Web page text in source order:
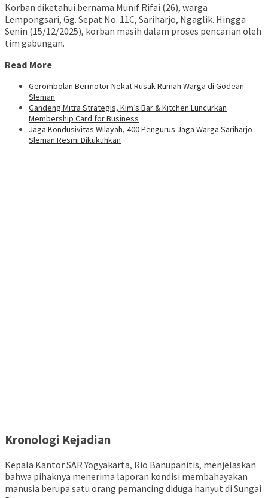
Korban diketahui bernama Munif Rifai (26), warga
Lempongsari, Gg. Sepat No. 11C, Sariharjo, Ngaglik. Hingga
Senin (15/12/2025), korban masih dalam proses pencarian oleh
tim gabungan.
Read More
Gerombolan Bermotor Nekat Rusak Rumah Warga di Godean
Sleman
Gandeng Mitra Strategis, Kim’s Bar & Kitchen Luncurkan
Membership Card for Business
Jaga Kondusivitas Wilayah, 400 Pengurus Jaga Warga Sariharjo
Sleman Resmi Dikukuhkan
Kronologi Kejadian
Kepala Kantor SAR Yogyakarta, Rio Banupanitis, menjelaskan
bahwa pihaknya menerima laporan kondisi membahayakan
manusia berupa satu orang pemancing diduga hanyut di Sungai